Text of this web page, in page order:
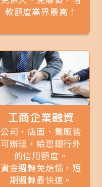
款額度業界最高！
工商企業融資
公司、店面、攤販皆
可辦理，給您銀行外
的信用額度。
資金週轉免煩惱，短
期週轉最快速。